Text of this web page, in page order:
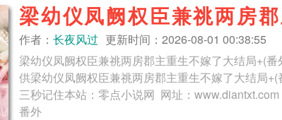
梁幼仪凤阙权臣兼祧两房
外)
作者： 长夜风过 更新时间：2026-08-01 00:38:55
梁幼仪凤阙权臣兼祧两房郡主重生不嫁了大结局+(
供梁幼仪凤阙权臣兼祧两房郡主重生不嫁了大结局+(
三秒记住本站：零点小说网 网址：www.diantxt.com 梁幼仪凤阙权臣兼祧两房郡主重生不嫁了大结局
番外